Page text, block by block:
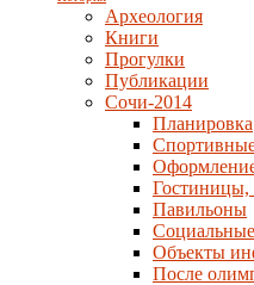
Археология
Книги
Прогулки
Публикации
Сочи-2014
Планировка
Гостиницы,
Павильоны
Объекты
После